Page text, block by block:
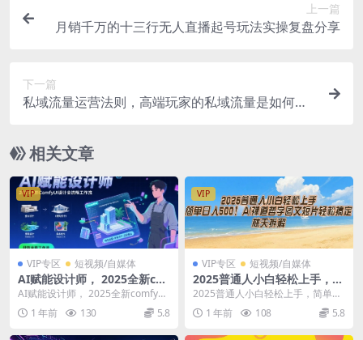
上一篇
月销千万的十三行无人直播起号玩法实操复盘分享
下一篇
私域流量运营法则，高端玩家的私域流量是如何搭
相关文章
VIP
VIP专区 短视频/自媒体
AI赋能设计师， 2025全新co
mfyui设计全流程工作流 ，室
内-建筑-景观-美术，零基础直
接上手
AI赋能设计师， 2025全新comfyui
设计全流程工作流 ...
1 年前 130 5.8
VIP
VIP专区 短视频/自媒体
2025普通人小白轻松上手，简
单日入5张，AI禅道哲学图文
短片轻松搞定
2025普通人小白轻松上手，简单日
入5张，AI禅道哲学图文短片轻松搞
定 项目介绍...
1 年前 108 5.8